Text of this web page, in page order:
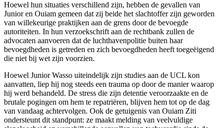
Hoewel hun situaties verschillend zijn, hebben de gevallen van
Junior en Ouiam gemeen dat zij beide het slachtoffer zijn geworden
van willekeurige praktijken aan de grens door de bevoegde
autoriteiten. In hun verzoekschrift aan de rechtbank zullen de
advocaten aanvoeren dat de luchthavenpolitie buiten haar
bevoegdheden is getreden en zich bevoegdheden heeft toegeëigend
die niet bij wet zijn voorzien.
Hoewel Junior Wasso uiteindelijk zijn studies aan de UCL kon
aanvatten, liep hij nog steeds een trauma op door de manier waarop
hij werd behandeld. De stress die zijn detentie veroorzaakte en de
brutale pogingen om hem te repatriëren, blijven hem tot op de dag
van vandaag achtervolgen. Ook de getuigenis van Ouiam Ziti
ondersteunt dit standpunt: ze maakt melding van veelvuldige